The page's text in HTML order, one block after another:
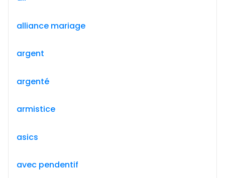
alliance mariage
argent
argenté
armistice
asics
avec pendentif